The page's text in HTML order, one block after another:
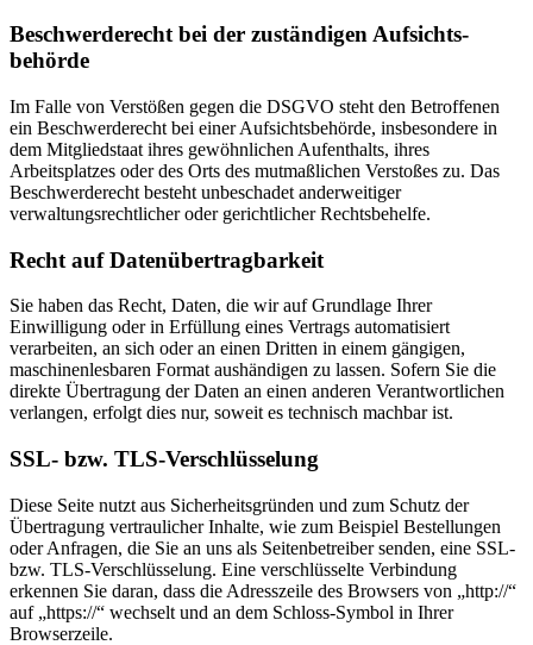
Beschwerde­recht bei der zuständigen Aufsichts­
behörde
Im Falle von Verstößen gegen die DSGVO steht den Betroffenen
ein Beschwerderecht bei einer Aufsichtsbehörde, insbesondere in
dem Mitgliedstaat ihres gewöhnlichen Aufenthalts, ihres
Arbeitsplatzes oder des Orts des mutmaßlichen Verstoßes zu. Das
Beschwerderecht besteht unbeschadet anderweitiger
verwaltungsrechtlicher oder gerichtlicher Rechtsbehelfe.
Recht auf Daten­übertrag­barkeit
Sie haben das Recht, Daten, die wir auf Grundlage Ihrer
Einwilligung oder in Erfüllung eines Vertrags automatisiert
verarbeiten, an sich oder an einen Dritten in einem gängigen,
maschinenlesbaren Format aushändigen zu lassen. Sofern Sie die
direkte Übertragung der Daten an einen anderen Verantwortlichen
verlangen, erfolgt dies nur, soweit es technisch machbar ist.
SSL- bzw. TLS-Verschlüsselung
Diese Seite nutzt aus Sicherheitsgründen und zum Schutz der
Übertragung vertraulicher Inhalte, wie zum Beispiel Bestellungen
oder Anfragen, die Sie an uns als Seitenbetreiber senden, eine SSL-
bzw. TLS-Verschlüsselung. Eine verschlüsselte Verbindung
erkennen Sie daran, dass die Adresszeile des Browsers von „http://“
auf „https://“ wechselt und an dem Schloss-Symbol in Ihrer
Browserzeile.